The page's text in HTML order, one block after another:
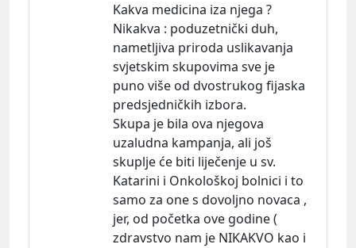
Kakva medicina iza njega ?
Nikakva : poduzetnički duh,
nametljiva priroda uslikavanja
svjetskim skupovima sve je
puno više od dvostrukog fijaska
predsjedničkih izbora.
Skupa je bila ova njegova
uzaludna kampanja, ali još
skuplje će biti liječenje u sv.
Katarini i Onkološkoj bolnici i to
samo za one s dovoljno novaca ,
jer, od početka ove godine (
zdravstvo nam je NIKAKVO kao i